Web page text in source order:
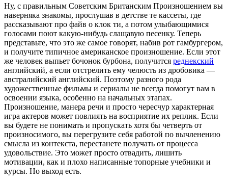
Ну, с правильным Советским Британским Произношением вы
наверняка знакомы, прослушав в детстве те кассеты, где
рассказывают про файв о клок ти, а потом улыбающимися
голосами поют какую-нибудь слащавую песенку. Теперь
представьте, что это же самое говорят, набив рот гамбургером,
и получите типичное американское произношение. Если этот
же человек выпьет бочонок бурбона, получится реднекский
английский, а если отстрелить ему челюсть из дробовика —
австралийский английский. Поэтому разного рода
художественные фильмы и сериалы не всегда помогут вам в
освоении языка, особенно на начальных этапах.
Произношение, манера речи и просто чересчур характерная
игра актеров может повлиять на восприятие их реплик. Если
вы будете не понимать и пропускать хотя бы четверть от
произносимого, вы перегрузите себя работой по вычленению
смысла из контекста, перестанете получать от процесса
удовольствие. Это может просто отвадить, лишить
мотивации, как и плохо написанные топорные учебники и
курсы. Но выход есть.